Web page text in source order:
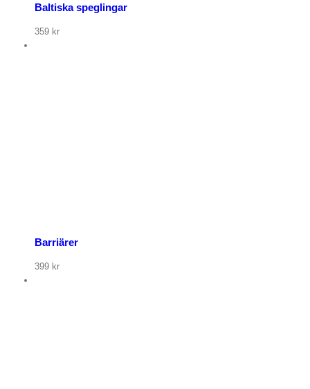
Baltiska speglingar
359 kr
Barriärer
399 kr